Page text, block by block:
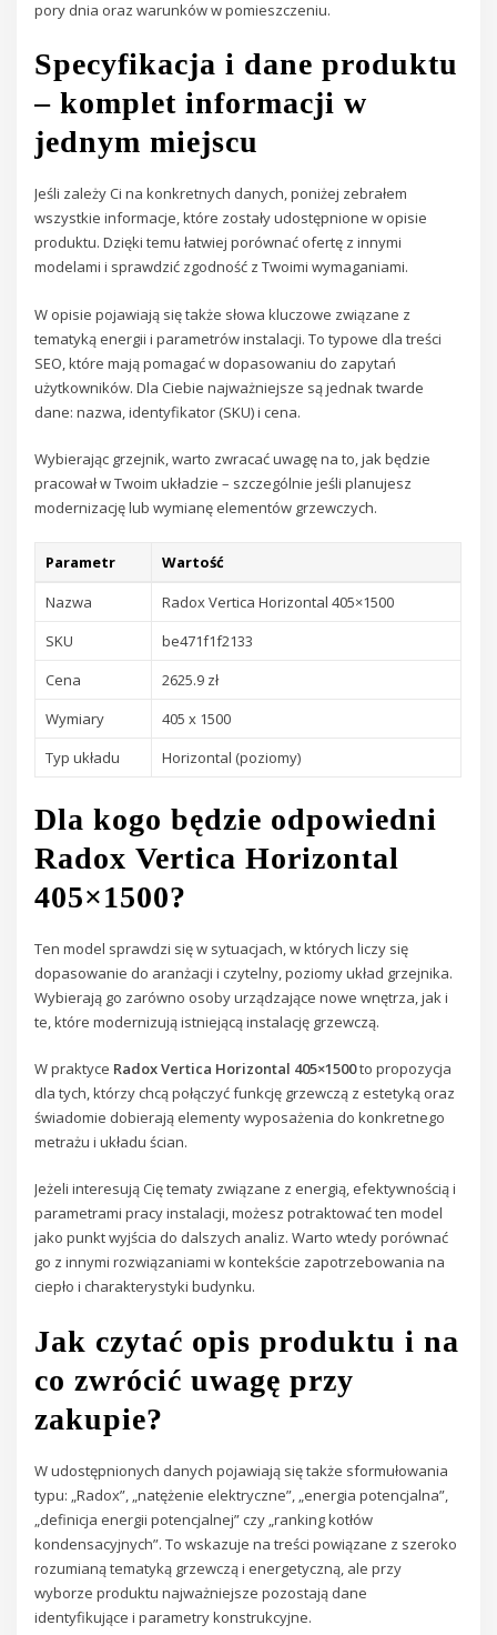
pory dnia oraz warunków w pomieszczeniu.
Specyfikacja i dane produktu
– komplet informacji w
jednym miejscu
Jeśli zależy Ci na konkretnych danych, poniżej zebrałem
wszystkie informacje, które zostały udostępnione w opisie
produktu. Dzięki temu łatwiej porównać ofertę z innymi
modelami i sprawdzić zgodność z Twoimi wymaganiami.
W opisie pojawiają się także słowa kluczowe związane z
tematyką energii i parametrów instalacji. To typowe dla treści
SEO, które mają pomagać w dopasowaniu do zapytań
użytkowników. Dla Ciebie najważniejsze są jednak twarde
dane: nazwa, identyfikator (SKU) i cena.
Wybierając grzejnik, warto zwracać uwagę na to, jak będzie
pracował w Twoim układzie – szczególnie jeśli planujesz
modernizację lub wymianę elementów grzewczych.
Parametr
Wartość
Nazwa
Radox Vertica Horizontal 405×1500
SKU
be471f1f2133
Cena
2625.9 zł
Wymiary
405 x 1500
Typ układu
Horizontal (poziomy)
Dla kogo będzie odpowiedni
Radox Vertica Horizontal
405×1500?
Ten model sprawdzi się w sytuacjach, w których liczy się
dopasowanie do aranżacji i czytelny, poziomy układ grzejnika.
Wybierają go zarówno osoby urządzające nowe wnętrza, jak i
te, które modernizują istniejącą instalację grzewczą.
W praktyce Radox Vertica Horizontal 405×1500to propozycja
dla tych, którzy chcą połączyć funkcję grzewczą z estetyką oraz
świadomie dobierają elementy wyposażenia do konkretnego
metrażu i układu ścian.
Jeżeli interesują Cię tematy związane z energią, efektywnością i
parametrami pracy instalacji, możesz potraktować ten model
jako punkt wyjścia do dalszych analiz. Warto wtedy porównać
go z innymi rozwiązaniami w kontekście zapotrzebowania na
ciepło i charakterystyki budynku.
Jak czytać opis produktu i na
co zwrócić uwagę przy
zakupie?
W udostępnionych danych pojawiają się także sformułowania
typu: „Radox”, „natężenie elektryczne”, „energia potencjalna”,
„definicja energii potencjalnej” czy „ranking kotłów
kondensacyjnych”. To wskazuje na treści powiązane z szeroko
rozumianą tematyką grzewczą i energetyczną, ale przy
wyborze produktu najważniejsze pozostają dane
identyfikujące i parametry konstrukcyjne.